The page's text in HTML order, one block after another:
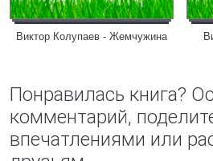
Виктор Колупаев - Жемчужина
Понравилась книга?
комментарий,
впечатлениями или